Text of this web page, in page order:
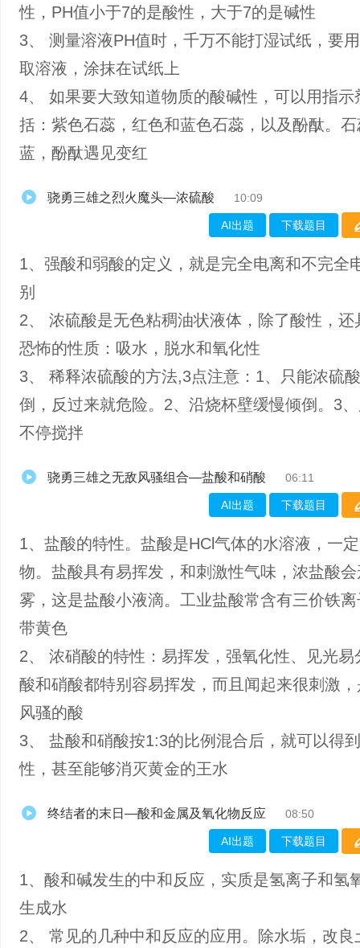
性，PH值小于7的是酸性，大于7的是碱性
3、 测量溶液PH值时，千万不能打湿试纸，要
取溶液，涂抹在试纸上
4、 如果要大致知道物质的酸碱性，可以用指示
括：紫色石蕊，红色和蓝色石蕊，以及酚酞。
蓝，酚酞遇见变红
骁勇三雄之烈火魔头—浓硫酸 10:09
AI出题 下载题目
1、强酸和弱酸的定义，就是完全电离和不完全
别
2、 浓硫酸是无色粘稠油状液体，除了酸性，还
恐怖的性质：吸水，脱水和氧化性
3、 稀释浓硫酸的方法,3点注意：1、只能浓硫
倒，反过来就危险。2、沿烧杯壁缓慢倾倒。3
不停搅拌
骁勇三雄之无敌风骚组合—盐酸和硝酸 06:11
AI出题 下载题目
1、盐酸的特性。盐酸是HCl气体的水溶液，一
物。盐酸具有易挥发，和刺激性气味，浓盐酸
雾，这是盐酸小液滴。工业盐酸常含有三价铁
带黄色
2、 浓硝酸的特性：易挥发，强氧化性、见光易
酸和硝酸都特别容易挥发，而且闻起来很刺激
风骚的酸
3、 盐酸和硝酸按1:3的比例混合后，就可以得
性，甚至能够消灭黄金的王水
终结者的末日—酸和金属及氧化物反应 08:50
AI出题 下载题目
1、酸和碱发生的中和反应，实质是氢离子和氢
生成水
2、 常见的几种中和反应的应用。除水垢，改良